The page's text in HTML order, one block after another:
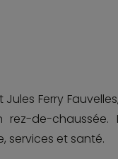
Jules Ferry
de-chaussée.
services et santé.